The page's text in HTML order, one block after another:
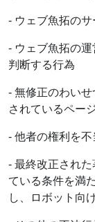
- ウェブ魚拓の
- ウェブ魚拓の
判断する行為
- 無修正のわい
されているペー
- 他者の権利を
- 最終改正され
ている条件を満
し、ロボット向